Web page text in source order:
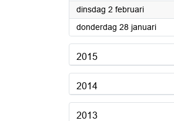
dinsdag 2 februari2016
donderdag 28 januari2016
2015
2014
2013